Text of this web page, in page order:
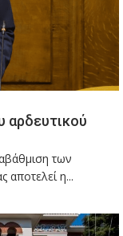
αρδευτικού
των
η...